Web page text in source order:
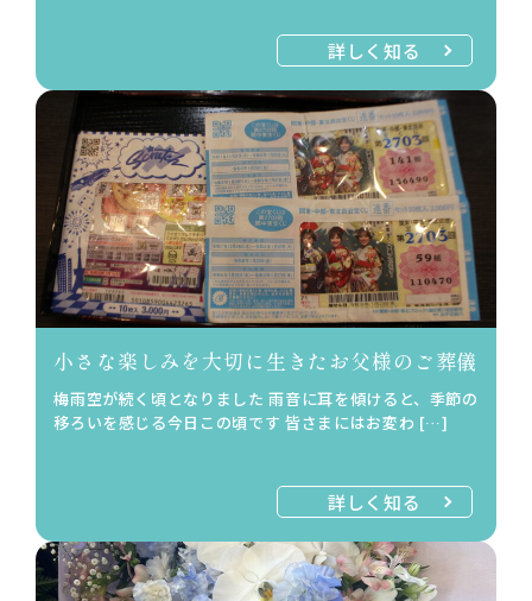
詳しく知る
小さな楽しみを大切に生きたお父様のご葬儀
梅雨空が続く頃となりました 雨音に耳を傾けると、季節の
移ろいを感じる今日この頃です 皆さまにはお変わ […]
詳しく知る